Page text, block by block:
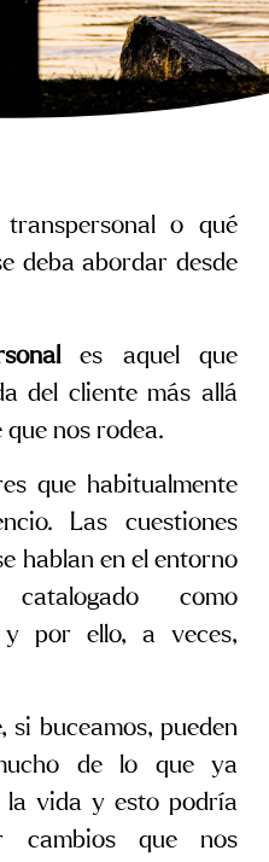
o qué
deba abordar desde
es aquel que
del cliente más allá
nos rodea.
que habitualmente
Las cuestiones
hablan en el entorno
como
y por ello, a veces,
si buceamos, pueden
de lo que ya
la vida y esto podría
cambios que nos